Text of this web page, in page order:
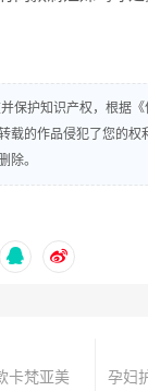
保护知识产权，根据
载的作品侵犯了您的权
除。
卡梵亚美
孕妇